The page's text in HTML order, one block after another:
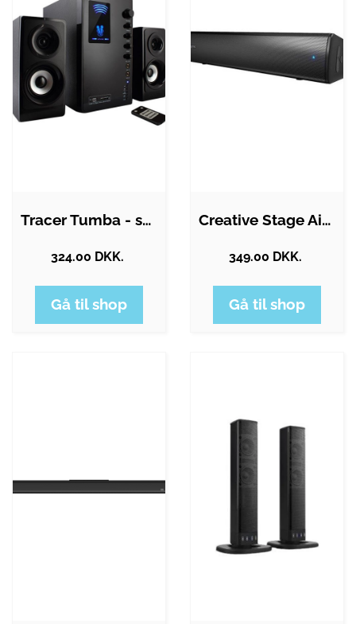
Tracer Tumba - speaker system - wireless
324.00 DKK.
Gå til shop
Creative Stage Air V2 - Bluetooth…
349.00 DKK.
Gå til shop